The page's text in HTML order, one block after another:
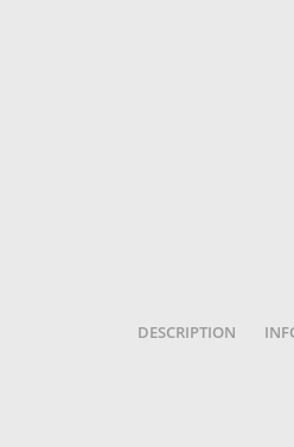
DESCRIPTION